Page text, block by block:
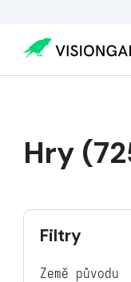
Hry
Filtry
Země původu